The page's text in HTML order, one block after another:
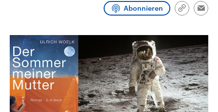
und Kandidaten der anstehenden Abonnieren
Link